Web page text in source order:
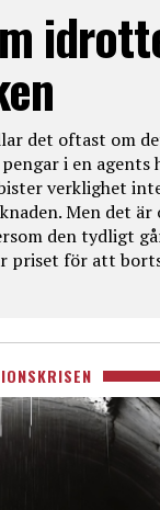
det oftast om
i en agents
verklighet
Men det är
den tydligt
priset för att